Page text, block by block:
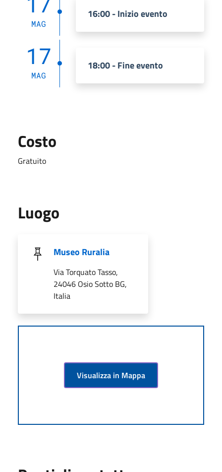
MAG
16:00 - Inizio evento
17
MAG
18:00 - Fine evento
Costo
Gratuito
Luogo
Museo Ruralia
Via Torquato Tasso,
24046 Osio Sotto BG,
Italia
Visualizza in Mappa